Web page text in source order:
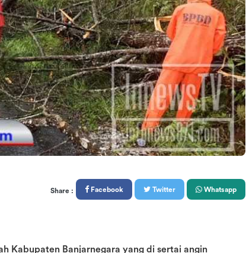
Share : Facebook Twitter Whatsapp
Kabupaten Banjarnegara yang di sertai angin